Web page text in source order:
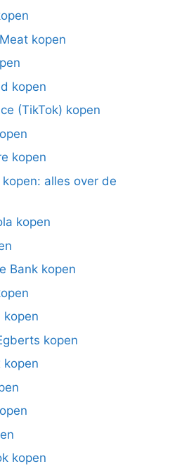
kopen
kopen
(TikTok) kopen
kopen
alles over de
kopen
Bank kopen
kopen
kopen
kopen
kopen